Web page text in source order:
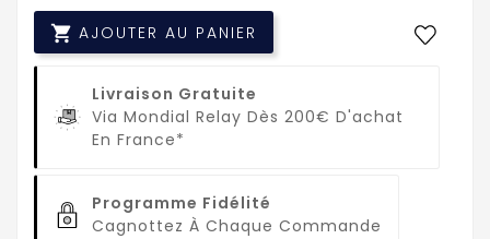
 AJOUTER AU PANIER
Livraison Gratuite
Via Mondial Relay Dès 200€ D'achat
En France*
Programme Fidélité
Cagnottez À Chaque Commande